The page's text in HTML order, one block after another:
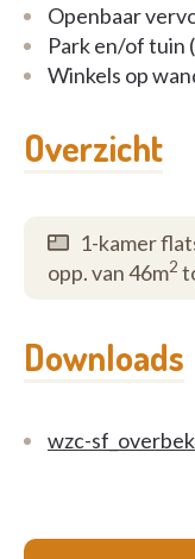
Openbaar
Park en/of tuin
Winkels op
Overzicht
1-kamer
opp. van 46m2
Downloads
wzc-